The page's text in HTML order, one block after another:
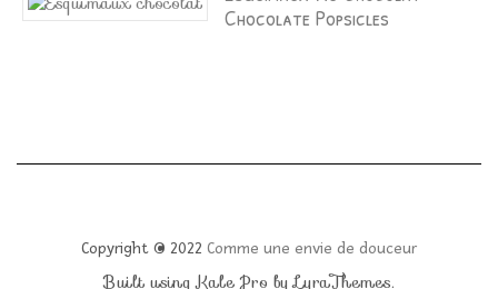
Chocolate Popsicles
Copyright © 2022 Comme une envie de douceur
Built usingKale Pro byLyraThemes.